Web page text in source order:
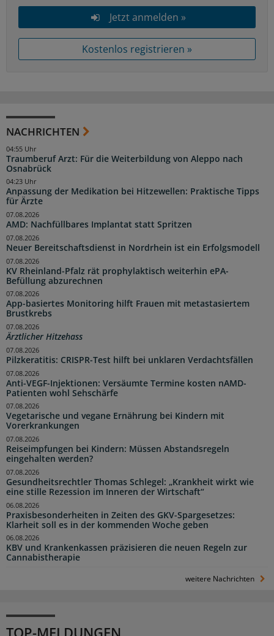
Jetzt anmelden »
Kostenlos registrieren »
NACHRICHTEN
Traumberuf Arzt: Für die Weiterbildung von Aleppo nach
Osnabrück
04:55 Uhr
Anpassung der Medikation bei Hitzewellen: Praktische Tipps
für Ärzte
04:23 Uhr
AMD: Nachfüllbares Implantat statt Spritzen
07.08.2026
Neuer Bereitschaftsdienst in Nordrhein ist ein Erfolgsmodell
07.08.2026
KV Rheinland-Pfalz rät prophylaktisch weiterhin ePA-
Befüllung abzurechnen
07.08.2026
App-basiertes Monitoring hilft Frauen mit metastasiertem
Brustkrebs
07.08.2026
Ärztlicher Hitzehass
07.08.2026
Pilzkeratitis: CRISPR-Test hilft bei unklaren Verdachtsfällen
07.08.2026
Anti-VEGF-Injektionen: Versäumte Termine kosten nAMD-
Patienten wohl Sehschärfe
07.08.2026
Vegetarische und vegane Ernährung bei Kindern mit
Vorerkrankungen
07.08.2026
Reiseimpfungen bei Kindern: Müssen Abstandsregeln
eingehalten werden?
07.08.2026
Gesundheitsrechtler Thomas Schlegel: „Krankheit wirkt wie
eine stille Rezession im Inneren der Wirtschaft“
07.08.2026
Praxisbesonderheiten in Zeiten des GKV-Spargesetzes:
Klarheit soll es in der kommenden Woche geben
06.08.2026
KBV und Krankenkassen präzisieren die neuen Regeln zur
Cannabistherapie
06.08.2026
weitere Nachrichten